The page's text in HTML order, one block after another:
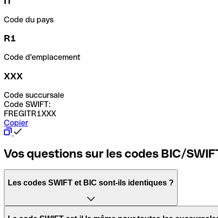
Code du pays
R1
Code d'emplacement
XXX
Code succursale
Code SWIFT:
FREGITR1XXX
Copier
Vos questions sur les codes BIC/
Les codes SWIFT et BIC sont-ils identiques ?